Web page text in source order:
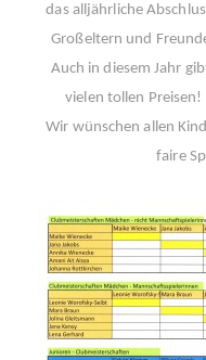
das alljährliche
Großeltern und
Auch in diesem Jahr
vielen tollen Preisen!
Wir wünschen allen
faire